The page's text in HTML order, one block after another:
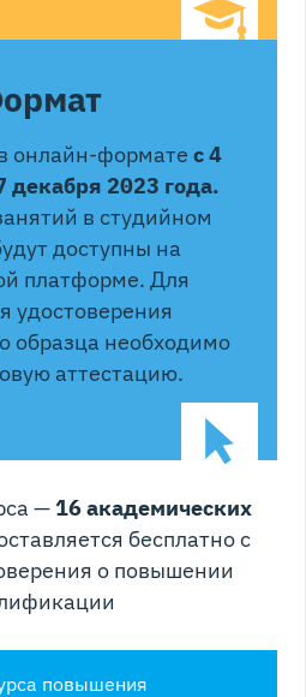
онлайн-формате с 4
декабря 2023 года.
в студийном
доступны на
платформе. Для
удостоверения
образца необходимо
аттестацию.
—16 академических
бесплатно с
о повышении
повышения